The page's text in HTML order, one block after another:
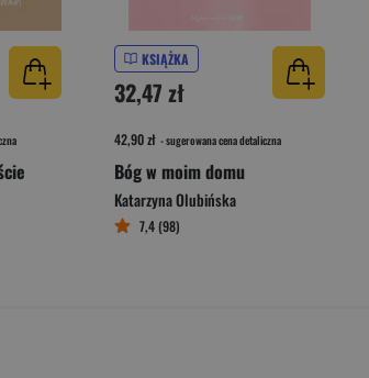
KSIĄŻKA
32,47 zł
42,90 zł - sugerowana cena detaliczna
Bóg w moim domu
Katarzyna Olubińska
7,4 (98)